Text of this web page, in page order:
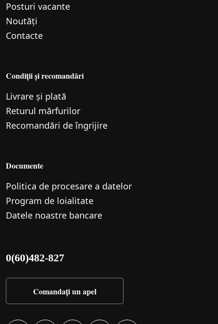
Posturi vacante
Noutăți
Contacte
Condiții și recomandări
Livrare și plată
Returul mărfurilor
Recomandări de îngrijire
Documente
Politica de procesare a datelor
Program de loialitate
Datele noastre bancare
0(60)482-827
Comandați un apel